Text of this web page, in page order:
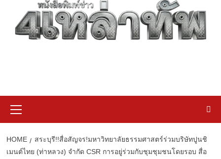
Menu
HOME
สระบุรี!!สื่อสัญจร!มหาวิทยาลัยธรรมศาสตร์ร่วมบริษัทปูนชิ
เมนต์ไทย (ท่าหลวง) จำกัด CSR การอยู่ร่วมกับชุมชุมชนโดยรอบ สื่อ